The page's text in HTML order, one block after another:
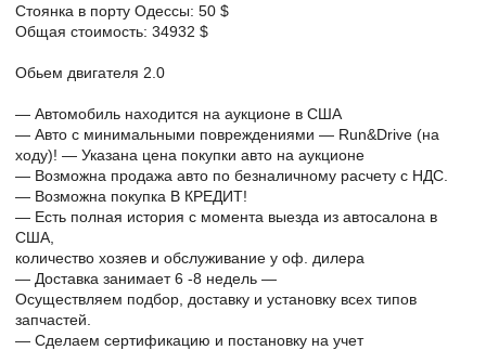
Стоянка в порту Одессы: 50 $
Общая стоимость: 34932 $
Обьем двигателя 2.0
— Автомобиль находится на аукционе в США
— Авто с минимальными повреждениями — Run&Drive (на
ходу)! — Указана цена покупки авто на аукционе
— Возможна продажа авто по безналичному расчету с НДС.
— Возможна покупка В КРЕДИТ!
— Есть полная история с момента выезда из автосалона в
США,
количество хозяев и обслуживание у оф. дилера
— Доставка занимает 6 -8 недель —
Осуществляем подбор, доставку и установку всех типов
запчастей.
— Сделаем сертификацию и постановку на учет